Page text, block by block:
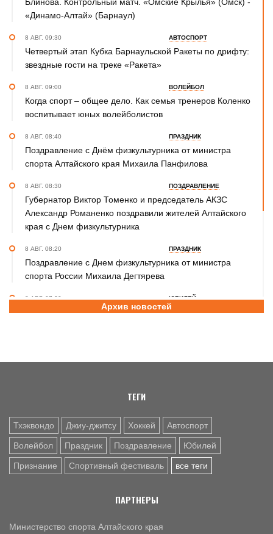
«Динамо-Алтай» (Барнаул)
8 АВГ. 09:30 АВТОСПОРТ
Четвертый этап Кубка Барнаульской Ракеты по дрифту:
звездные гости на треке «Ракета»
8 АВГ. 09:00 ВОЛЕЙБОЛ
Когда спорт – общее дело. Как семья тренеров Коленко
воспитывает юных волейболистов
8 АВГ. 08:40 ПРАЗДНИК
Поздравление с Днём физкультурника от министра
спорта Алтайского края Михаила Панфилова
8 АВГ. 08:30 ПОЗДРАВЛЕНИЕ
Губернатор Виктор Томенко и председатель АКЗС
Александр Романенко поздравили жителей Алтайского
края с Днем физкультурника
8 АВГ. 08:20 ПРАЗДНИК
Поздравление с Днем физкультурника от министра
спорта России Михаила Дегтярева
8 АВГ. 07:30 ЮБИЛЕЙ
Базовый элемент. Александру Городову - 70 лет
олимпийского резерва состоялось награждение
Архив новостей
ТЕГИ
Тхэквондо Джиу-джитсу Хоккей Автоспорт
Волейбол Праздник Поздравление Юбилей
Признание Спортивный фестиваль все теги
ПАРТНЕРЫ
Министерство спорта Алтайского края